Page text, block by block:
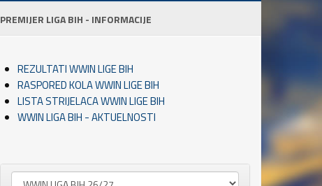
PREMIJER LIGA BIH - INFORMACIJE
REZULTATI WWIN LIGE BIH
RASPORED KOLA WWIN LIGE BIH
LISTA STRIJELACA WWIN LIGE BIH
WWIN LIGA BIH - AKTUELNOSTI